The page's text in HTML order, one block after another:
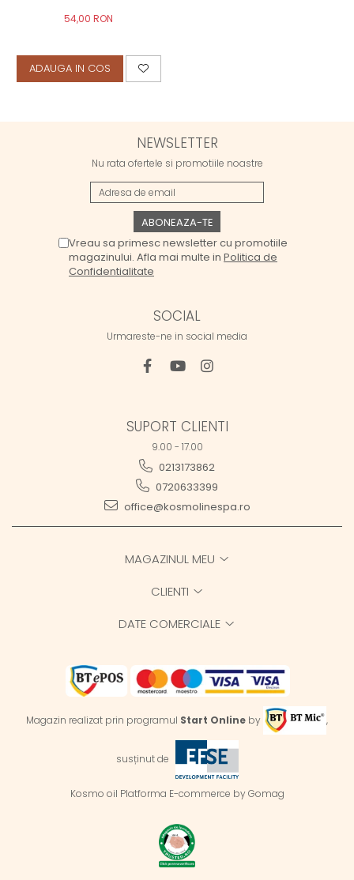
54,00 RON
ADAUGA IN COS
NEWSLETTER
Nu rata ofertele si promotiile noastre
Vreau sa primesc newsletter cu promotiile
magazinului. Afla mai multe in Politica de
Confidentialitate
SOCIAL
Urmareste-ne in social media
SUPORT CLIENTI
9.00 - 17.00
0213173862
0720633399
office@kosmolinespa.ro
MAGAZINUL MEU
CLIENTI
DATE COMERCIALE
Magazin realizat prin programul Start Online by ,
susținut de
Kosmo oil Platforma E-commerce by Gomag